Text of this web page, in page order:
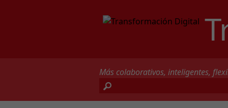
Más colaborativos, inteligentes,